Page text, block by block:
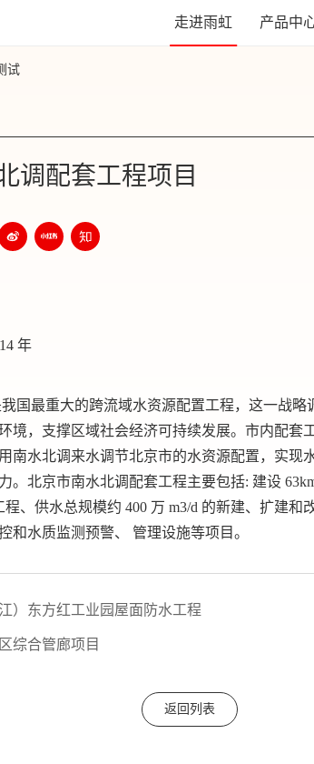
走进雨虹 产品中
试
调配套工程项目
年
国最重大的跨流域水资源配置工程，这一战略
境，支撑区域社会经济可持续发展。市内配套
南水北调来水调节北京市的水资源配置，实现
。北京市南水北调配套工程主要包括: 建设
程、供水总规模约 400 万 m3/d 的新建、扩建和
和水质监测预警、 管理设施等项目。
）东方红工业园屋面防水工程
综合管廊项目
返回列表